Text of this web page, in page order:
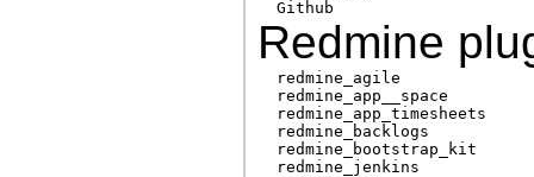
Redmine
redmine_agile
redmine_app__space
redmine_app_timesheets
redmine_backlogs
redmine_bootstrap_kit
redmine_jenkins